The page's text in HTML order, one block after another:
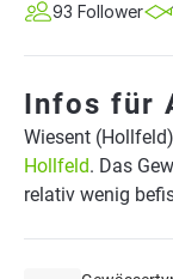
93 Follower
Infos für
Wiesent
Hollfeld. Das
relativ wenig